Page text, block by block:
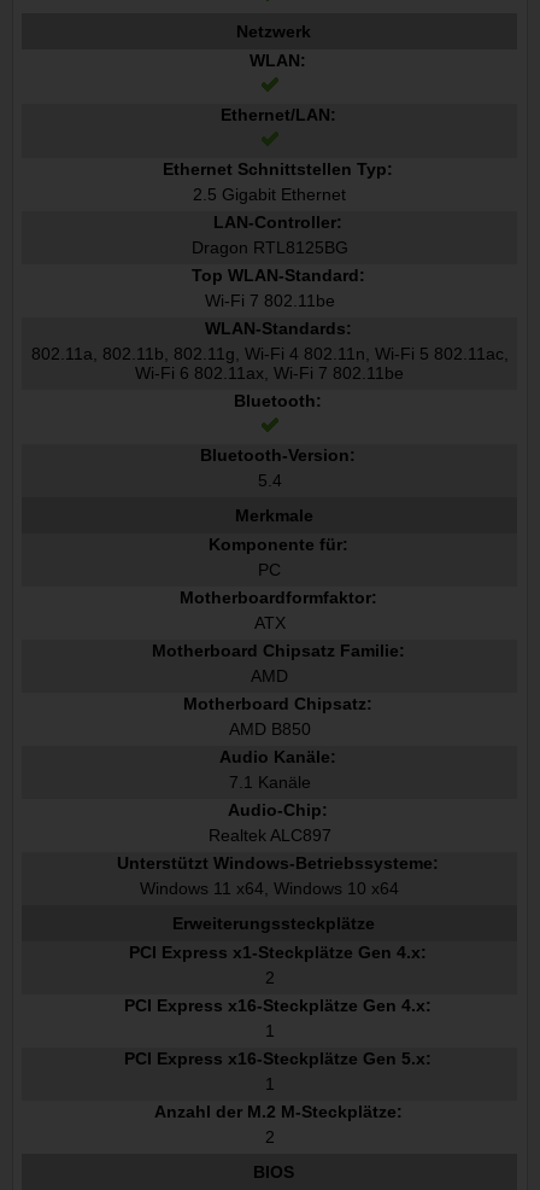
Netzwerk
WLAN:
Ethernet/LAN:
Ethernet Schnittstellen Typ:
2.5 Gigabit Ethernet
LAN-Controller:
Dragon RTL8125BG
Top WLAN-Standard:
Wi-Fi 7 802.11be
WLAN-Standards:
802.11a, 802.11b, 802.11g, Wi-Fi 4 802.11n, Wi-Fi 5 802.11ac,
Wi-Fi 6 802.11ax, Wi-Fi 7 802.11be
Bluetooth:
Bluetooth-Version:
5.4
Merkmale
Komponente für:
PC
Motherboardformfaktor:
ATX
Motherboard Chipsatz Familie:
AMD
Motherboard Chipsatz:
AMD B850
Audio Kanäle:
7.1 Kanäle
Audio-Chip:
Realtek ALC897
Unterstützt Windows-Betriebssysteme:
Windows 11 x64, Windows 10 x64
Erweiterungssteckplätze
PCI Express x1-Steckplätze Gen 4.x:
2
PCI Express x16-Steckplätze Gen 4.x:
1
PCI Express x16-Steckplätze Gen 5.x:
1
Anzahl der M.2 M-Steckplätze:
2
BIOS